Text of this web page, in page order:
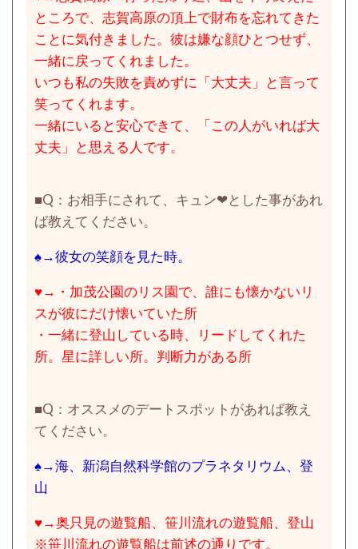
ところで、志賀高原の頂上で財布を忘れてきた
ことに気付きました。彼は嫌な顔ひとつせず、
一緒に戻ってくれました。
いつも私の失敗を責めずに「大丈夫」と言って
笑ってくれます。
一緒にいると安心できて、「この人がいれば大
丈夫」と思える人です。
■Q：お相手にされて、キュン❤とした事があれ
ば教えてください。
♠→彼女の笑顔を見た時。
♥→・加茂公園のリス園で、誰にも懐かないリ
スが彼にだけ懐いていた所
・一緒に登山している時、リードしてくれた
所。星に詳しい所。判断力がある所
■Q：オススメのデートスポットがあれば教え
てください。
♠→海、新潟自然科学館のプラネタリウム、登
山
♥→奥只見の遊覧船、笹川流れの遊覧船、登山
※笹川流れの遊覧船は前述の通りです。